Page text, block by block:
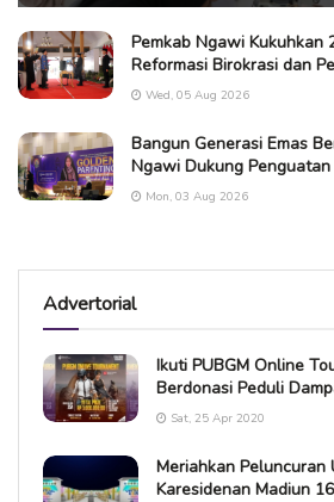
Pemkab Ngawi Kukuhkan
Reformasi Birokrasi dan
Wed, 05 Aug 2026
Bangun Generasi Emas
Ngawi Dukung
Mon, 03 Aug 2026
Advertorial
Ikuti PUBGM Online
Berdonasi Peduli
Sat, 25 Apr 2020
Meriahkan Peluncuran
Karesidenan Madiun